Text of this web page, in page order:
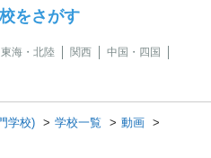
をさがす
東海・北陸 関西
中国・四国
学校) 学校一覧
動画